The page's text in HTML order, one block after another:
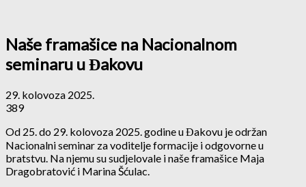
Naše framašice na Nacionalnom
seminaru u Đakovu
29. kolovoza 2025.
389
Od 25. do 29. kolovoza 2025. godine u Đakovu je održan
Nacionalni seminar za voditelje formacije i odgovorne u
bratstvu. Na njemu su sudjelovale i naše framašice Maja
Dragobratović i Marina Šćulac.